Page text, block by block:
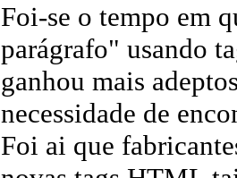
Foi-se o tempo em
parágrafo" usando
ganhou mais
necessidade de
Foi ai que